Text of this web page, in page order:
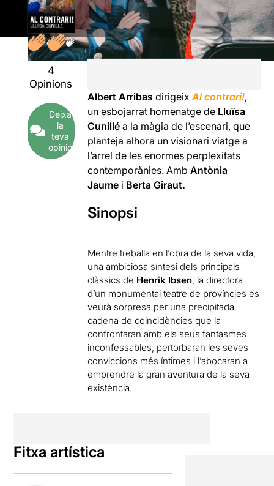
4
Opinions
Deixa
la
teva
opinió
Albert ArribasdirigeixAl contrari!,
un esbojarrat homenatge de Lluïsa
Cunillé a la màgia de l’escenari, que
planteja alhora un visionari viatge a
l’arrel de les enormes perplexitats
contemporànies. AmbAntònia
Jaume i Berta Giraut.
Sinopsi
Mentre treballa en l’obra de la seva vida,
una ambiciosa síntesi dels principals
clàssics de Henrik Ibsen , la directora
d’un monumental teatre de províncies es
veurà sorpresa per una precipitada
cadena de coincidències que la
confrontaran amb els seus fantasmes
inconfessables, pertorbaran les seves
conviccions més íntimes i l’abocaran a
emprendre la gran aventura de la seva
existència.
Fitxa artística